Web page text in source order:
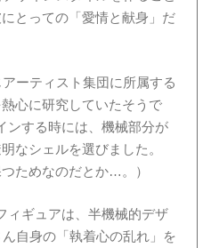
とっての「愛情と献身」だ
ーティスト集団に所属する
心に研究していたそうで
ンする時には、機械部分が
なシェルを選びました。
ためなのだとか…。）
ィギュアは、半機械的デザ
自身の「執着心の乱れ」を